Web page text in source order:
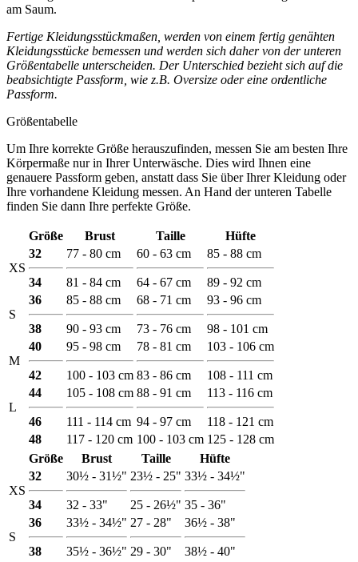
am Saum.
Fertige Kleidungsstückmaßen, werden von einem fertig genähten
Kleidungsstücke bemessen und werden sich daher von der unteren
Größentabelle unterscheiden. Der Unterschied bezieht sich auf die
beabsichtigte Passform, wie z.B. Oversize oder eine ordentliche
Passform.
Größentabelle
Um Ihre korrekte Größe herauszufinden, messen Sie am besten Ihre
Körpermaße nur in Ihrer Unterwäsche. Dies wird Ihnen eine
genauere Passform geben, anstatt dass Sie über Ihrer Kleidung oder
Ihre vorhandene Kleidung messen. An Hand der unteren Tabelle
finden Sie dann Ihre perfekte Größe.
Größe Brust Taille Hüfte
XS
32
34
77 - 80 cm
81 - 84 cm
60 - 63 cm
64 - 67 cm
85 - 88 cm
89 - 92 cm
S
36
38
85 - 88 cm
90 - 93 cm
68 - 71 cm
73 - 76 cm
93 - 96 cm
98 - 101 cm
M
40
42
95 - 98 cm
100 - 103 cm
78 - 81 cm
83 - 86 cm
103 - 106 cm
108 - 111 cm
L
44
46
105 - 108 cm
111 - 114 cm
88 - 91 cm
94 - 97 cm
113 - 116 cm
118 - 121 cm
48
117 - 120 cm 100 - 103 cm 125 - 128 cm
Größe
Brust Taille Hüfte
XS
32
34
30½ - 31½"
32 - 33"
23½ - 25"
25 - 26½"
33½ - 34½"
35 - 36"
S
36
38
33½ - 34½"
35½ - 36½"
27 - 28"
29 - 30"
36½ - 38"
38½ - 40"